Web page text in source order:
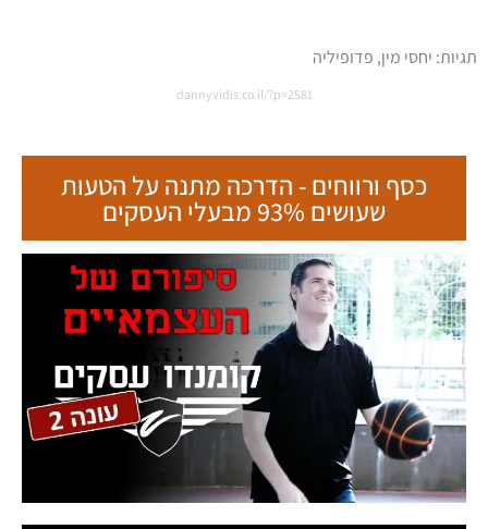
תגיות: יחסי מין, פדופיליה
dannyvidis.co.il/?p=2581
כסף ורווחים - הדרכה מתנה על הטעות
שעושים 93% מבעלי העסקים